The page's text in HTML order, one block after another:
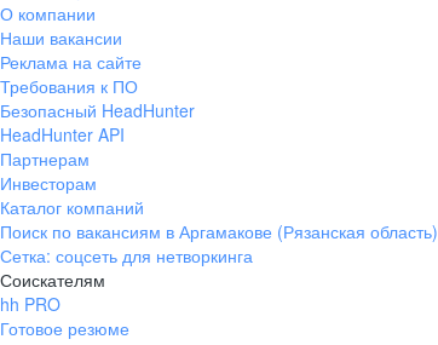
О компании
Наши вакансии
Реклама на сайте
Требования к ПО
Безопасный HeadHunter
HeadHunter API
Партнерам
Инвесторам
Каталог компаний
Поиск по вакансиям в Аргамакове (Рязанская область)
Сетка: соцсеть для нетворкинга
Соискателям
hh PRO
Готовое резюме